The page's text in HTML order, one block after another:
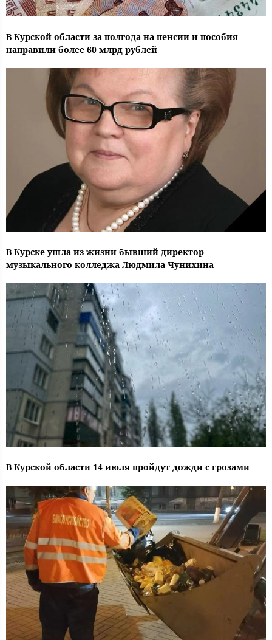
В Курской области за полгода на пенсии и пособия
направили более 60 млрд рублей
В Курске ушла из жизни бывший директор
музыкального колледжа Людмила Чунихина
В Курской области 14 июля пройдут дожди с грозами